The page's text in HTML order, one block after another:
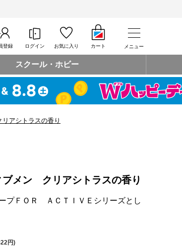
登録 ログイン お気に入り カート メニュー
スクール・ホビー
アシトラスの香り
メン クリアシトラスの香り
プＦＯＲ ＡＣＴＩＶＥシリーズとし
円)